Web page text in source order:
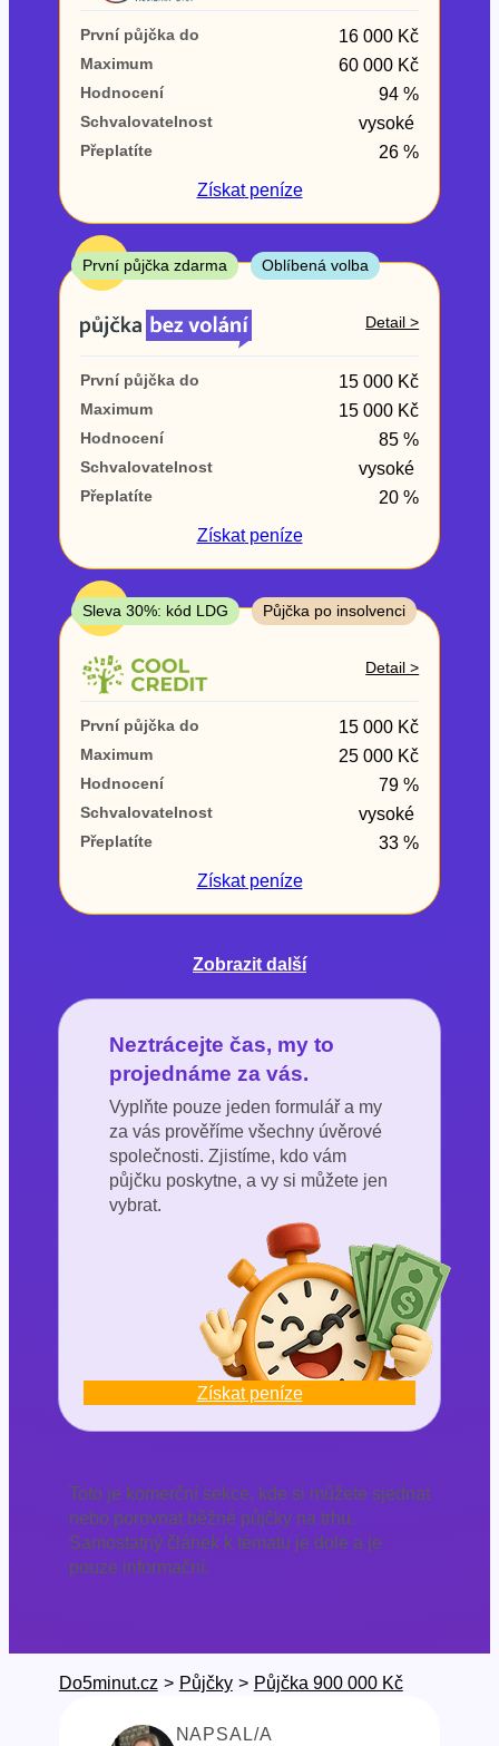
První půjčka zdarma
–
ano
ne
Ve zkušebce
ano
ne
V exekuci
ne
Po insolvenci
ano
V hotovosti
ano
ne
První půjčka do 16 000 Kč
Maximum 60 000 Kč
Hodnocení 94 %
Schvalovatelnost vysoké
Přeplatíte
26 %
Získatpeníze
TOP
První půjčka zdarma Oblíbená volba
Detail >
První půjčka do 15 000 Kč
Maximum 15 000 Kč
Hodnocení 85 %
Schvalovatelnost vysoké
Přeplatíte
20 %
Získatpeníze
TOP
Sleva 30%: kód LDG Půjčka po insolvenci
Detail >
První půjčka do 15 000 Kč
Maximum 25 000 Kč
Hodnocení 79 %
Schvalovatelnost vysoké
Přeplatíte
33 %
Získatpeníze
Zobrazit další
Neztrácejte čas, my to
projednáme za vás.
Vyplňte pouze jeden formulář a my
za vás prověříme všechny úvěrové
společnosti. Zjistíme, kdo vám
půjčku poskytne, a vy si můžete jen
vybrat.
Získat peníze
Toto je komerční sekce, kde si můžete sjednat
nebo porovnat běžné půjčky na trhu.
Samostatný článek k tématu je dole a je
pouze informační.
Do5minut.cz > Půjčky > Půjčka 900 000 Kč
NAPSAL/A